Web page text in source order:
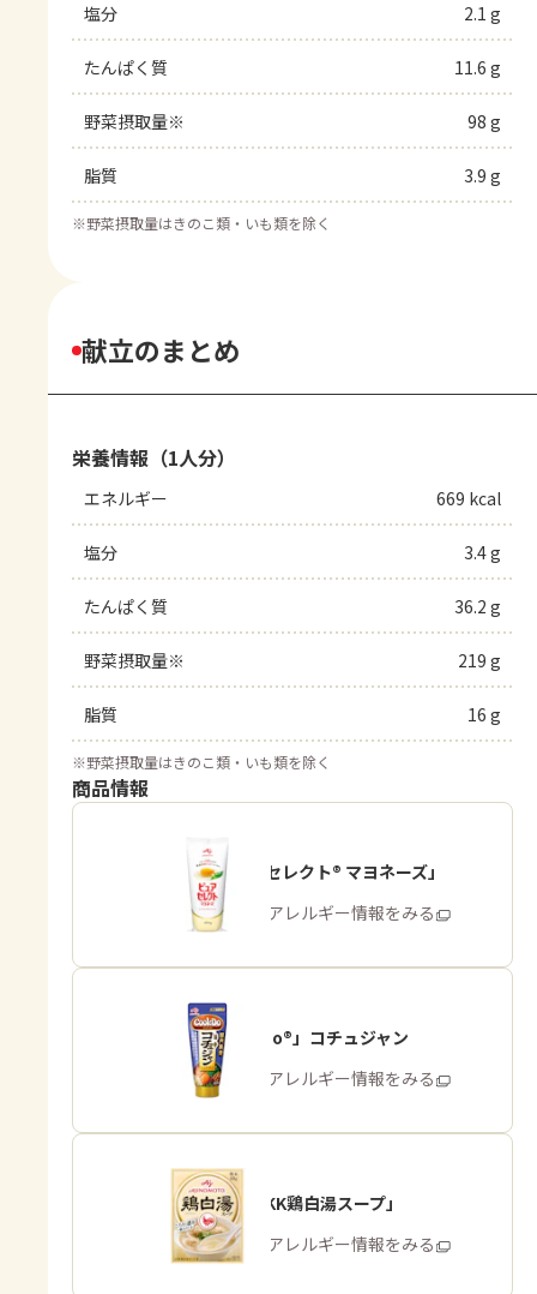
塩分 2.1 g
たんぱく質 11.6 g
野菜摂取量※ 98 g
脂質 3.9 g
※野菜摂取量はきのこ類・いも類を除く
献立のまとめ
栄養情報（1人分）
エネルギー 669 kcal
塩分 3.4 g
たんぱく質 36.2 g
野菜摂取量※ 219 g
脂質 16 g
※野菜摂取量はきのこ類・いも類を除く
商品情報
「ピュアセレクト® マヨネーズ」
商品・アレルギー情報をみる
「Cook Do®」コチュジャン
商品・アレルギー情報をみる
「味の素KK鶏白湯スープ」
商品・アレルギー情報をみる